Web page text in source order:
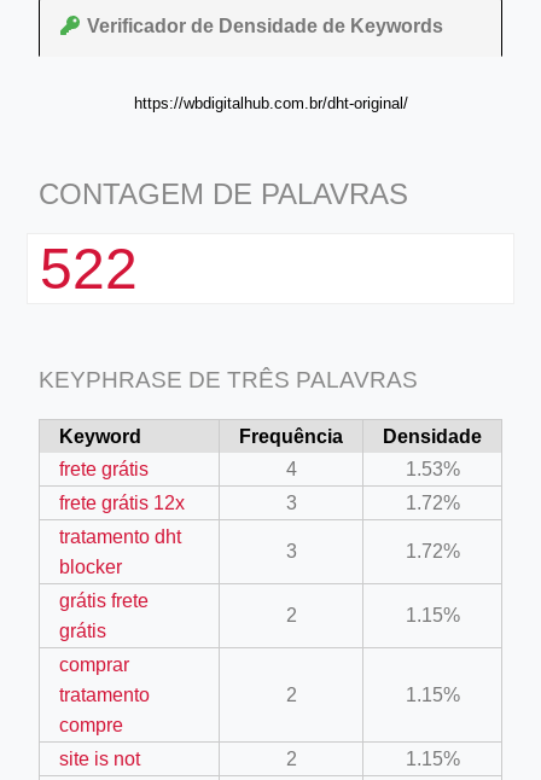
crew-neck-navy-blue/
Verificador de Densidade de Keywords
https://wbdigitalhub.com.br/dht-original/
CONTAGEM DE PALAVRAS
522
KEYPHRASE DE TRÊS PALAVRAS
Keyword Frequência
Densidade
frete grátis
4
1.53%
frete grátis 12x
3
1.72%
tratamento dht
blocker
3 1.72%
grátis frete
grátis
2 1.15%
comprar
tratamento
compre
2 1.15%
site is not 2
1.15%